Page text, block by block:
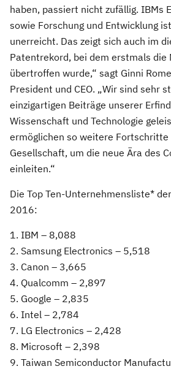
haben, passiert nicht zufällig. IBMs
sowie Forschung und Entwicklung
unerreicht. Das zeigt sich auch im
Patentrekord, bei dem erstmals die
übertroffen wurde,“ sagt Ginni
President und CEO. „Wir sind sehr
einzigartigen Beiträge unserer
Wissenschaft und Technologie
ermöglichen so weitere
Gesellschaft, um die neue Ära des
einleiten.“
Die Top Ten-Unternehmensliste*
2016:
1. IBM – 8,088
2. Samsung Electronics – 5,518
3. Canon – 3,665
4. Qualcomm – 2,897
5. Google – 2,835
6. Intel – 2,784
7. LG Electronics – 2,428
8. Microsoft – 2,398
9. Taiwan Semiconductor